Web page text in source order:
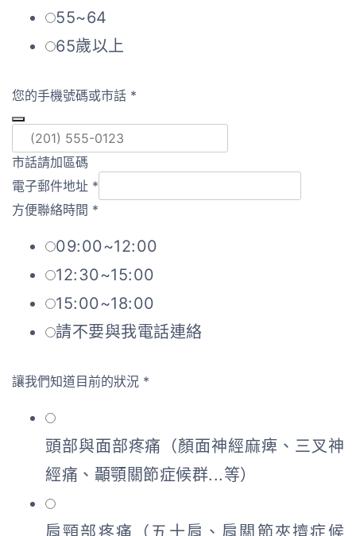
55~64
65歲以上
您的手機號碼或市話 *
市話請加區碼
電子郵件地址 *
方便聯絡時間 *
09:00~12:00
12:30~15:00
15:00~18:00
請不要與我電話連絡
讓我們知道目前的狀況 *
頭部與面部疼痛（顏面神經麻痺、三叉神
經痛、顳顎關節症候群...等）